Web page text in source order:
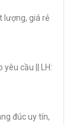
lượng, giá rẻ
cầu || LH:
đúc uy tín,